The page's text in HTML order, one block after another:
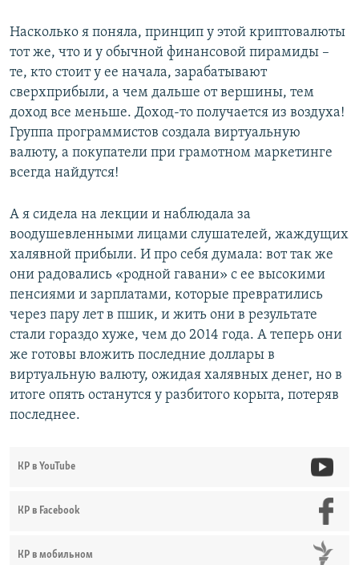
Насколько я поняла, принцип у этой криптовалюты
тот же, что и у обычной финансовой пирамиды –
те, кто стоит у ее начала, зарабатывают
сверхприбыли, а чем дальше от вершины, тем
доход все меньше. Доход-то получается из воздуха!
Группа программистов создала виртуальную
валюту, а покупатели при грамотном маркетинге
всегда найдутся!
А я сидела на лекции и наблюдала за
воодушевленными лицами слушателей, жаждущих
халявной прибыли. И про себя думала: вот так же
они радовались «родной гавани» с ее высокими
пенсиями и зарплатами, которые превратились
через пару лет в пшик, и жить они в результате
стали гораздо хуже, чем до 2014 года. А теперь они
же готовы вложить последние доллары в
виртуальную валюту, ожидая халявных денег, но в
итоге опять останутся у разбитого корыта, потеряв
последнее.
КР в YouTube
КР в Facebook
КР в мобильном